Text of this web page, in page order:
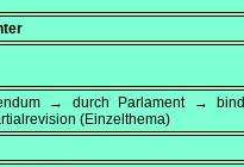
→ durch Parlament →
(Einzelthema)